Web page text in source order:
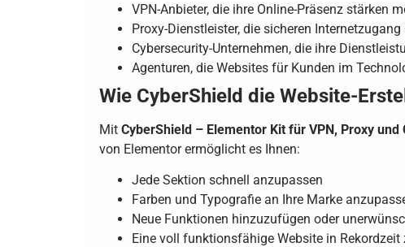
VPN-Anbieter, die ihre Online-Präsenz stärken
Proxy-Dienstleister, die sicheren Internetzugang
Cybersecurity-Unternehmen, die ihre
Agenturen, die Websites für Kunden im
Wie CyberShield die Website-
Mit CyberShield – Elementor Kit für VPN, Proxy
von Elementor ermöglicht es Ihnen:
Jede Sektion schnell anzupassen
Farben und Typografie an Ihre Marke
Neue Funktionen hinzuzufügen oder
Eine voll funktionsfähige Website in Rekordzeit